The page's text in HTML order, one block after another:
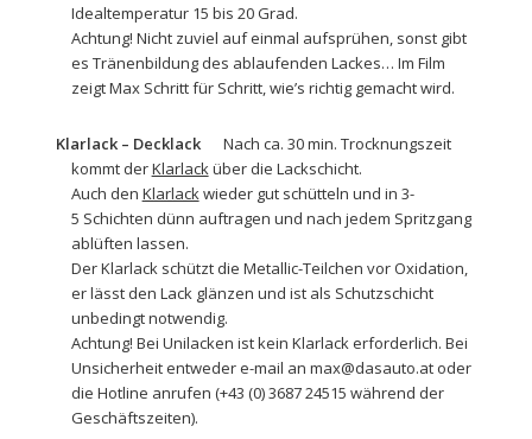
Idealtemperatur 15 bis 20 Grad.
Achtung! Nicht zuviel auf einmal aufsprühen, sonst gibt
es Tränenbildung des ablaufenden Lackes… Im Film
zeigt Max Schritt für Schritt, wie’s richtig gemacht wird.
Klarlack – Decklack
Nach ca. 30 min. Trocknungszeit
kommt derKlarlacküber die Lackschicht.
Auch den Klarlackwieder gut schütteln und in 3-
5 Schichten dünn auftragen und nach jedem Spritzgang
ablüften lassen.
Der Klarlack schützt die Metallic-Teilchen vor Oxidation,
er lässt den Lack glänzen und ist als Schutzschicht
unbedingt notwendig.
Achtung! Bei Unilacken ist kein Klarlack erforderlich. Bei
Unsicherheit entweder e-mail an max@dasauto.at oder
die Hotline anrufen (+43 (0) 3687 24515 während der
Geschäftszeiten).